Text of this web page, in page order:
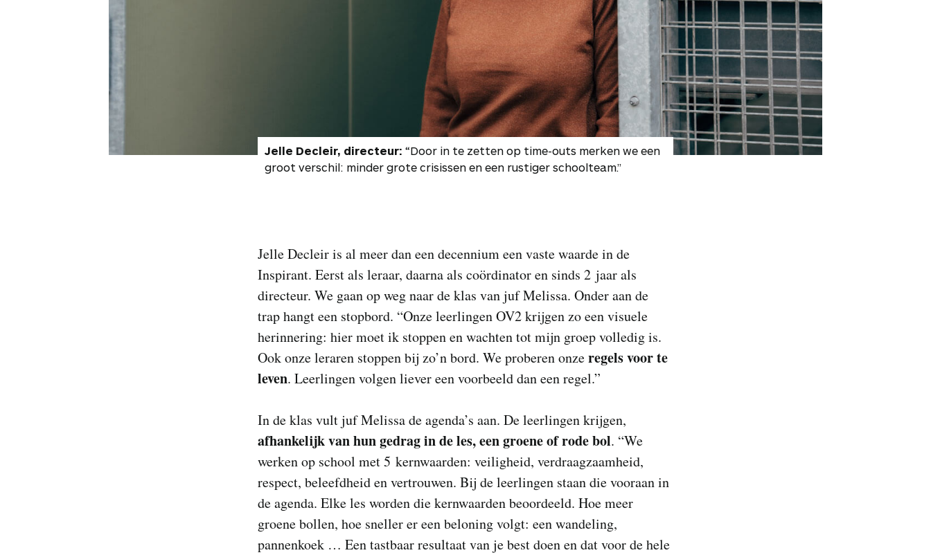
Jelle Decleir, directeur: “Door in te zetten op time-outs merken we een
groot verschil: minder grote crisissen en een rustiger schoolteam.”
Jelle Decleir is al meer dan een decennium een vaste waarde in de
Inspirant. Eerst als leraar, daarna als coördinator en sinds 2 jaar als
directeur. We gaan op weg naar de klas van juf Melissa. Onder aan de
trap hangt een stopbord. “Onze leerlingen OV2 krijgen zo een visuele
herinnering: hier moet ik stoppen en wachten tot mijn groep volledig is.
Ook onze leraren stoppen bij zo’n bord. We proberen onzeregels voor te
leven. Leerlingen volgen liever een voorbeeld dan een regel.”
In de klas vult juf Melissa de agenda’s aan. De leerlingen krijgen,
afhankelijk van hun gedrag in de les, een groene of rode bol. “We
werken op school met 5 kernwaarden: veiligheid, verdraagzaamheid,
respect, beleefdheid en vertrouwen. Bij de leerlingen staan die vooraan in
de agenda. Elke les worden die kernwaarden beoordeeld. Hoe meer
groene bollen, hoe sneller er een beloning volgt: een wandeling,
pannenkoek … Een tastbaar resultaat van je best doen en dat voor de hele